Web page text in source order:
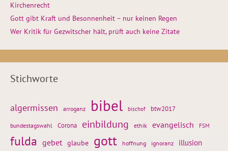
Kirchenrecht
Gott gibt Kraft und Besonnenheit – nur keinen Regen
Wer Kritik für Gezwitscher hält, prüft auch keine Zitate
Stichworte
algermissen arroganz bibel bischof btw2017
bundestagswahl Corona einbildung ethik evangelisch FSM
fulda gebet glaube gott hoffnung ignoranz illusion